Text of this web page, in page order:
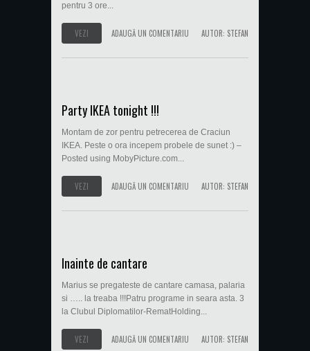
pentru 3 ore...
VEZI ADAUGĂ UN COMENTARIU AUTOR: STEFAN
Party IKEA tonight !!!
Montam de zor pentru petrecerea de Craciun
IKEA. Peste o ora incepem probele de sunet :) –
Posted using MobyPicture.com...
VEZI ADAUGĂ UN COMENTARIU AUTOR: STEFAN
Inainte de cantare
Marius se pregateste de cantare camasa, palaria
si ….. la treaba !!!Patru programe in seara asta. 3
la Clubul Diplomatilor-RematHolding...
VEZI ADAUGĂ UN COMENTARIU AUTOR: STEFAN